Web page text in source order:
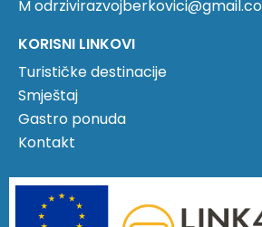
M
KORISNI LINKOVI
Turističke destinacije
Smještaj
Gastro ponuda
Kontakt